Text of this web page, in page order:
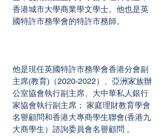
香港城市大學商業學文學士。他也是英
國特許市務學會的特許市務師。
他是現任英國特許市務學會香港分會副
主席(教育)（2020-2022）、亞洲家族辦
公室協會執行副主席、大中華私人銀行
家協會執行副主席； 家庭理財教育學會
名譽顧問和香港大專商學生聯會(香港九
大商學生）諮詢委員會名譽顧問 。